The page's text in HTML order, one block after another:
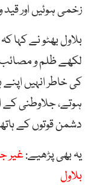
زخمی ہوئیں اور
بلاول بھٹو نے
لکھے ظلم و مصائب
کی خاطر انہیں
ہوتے، جلاوطنی کے
دشمن قوتوں کے
یہ بھی پڑھیے:غیر
بلاول